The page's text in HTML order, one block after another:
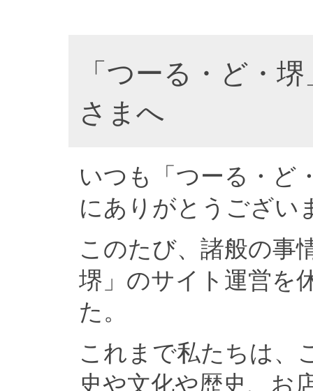
「つーる・ど・
さまへ
いつも「つーる・ど
にありがとうござい
このたび、諸般の事
堺」のサイト運営を
た。
これまで私たちは、
史や文化や歴史、お